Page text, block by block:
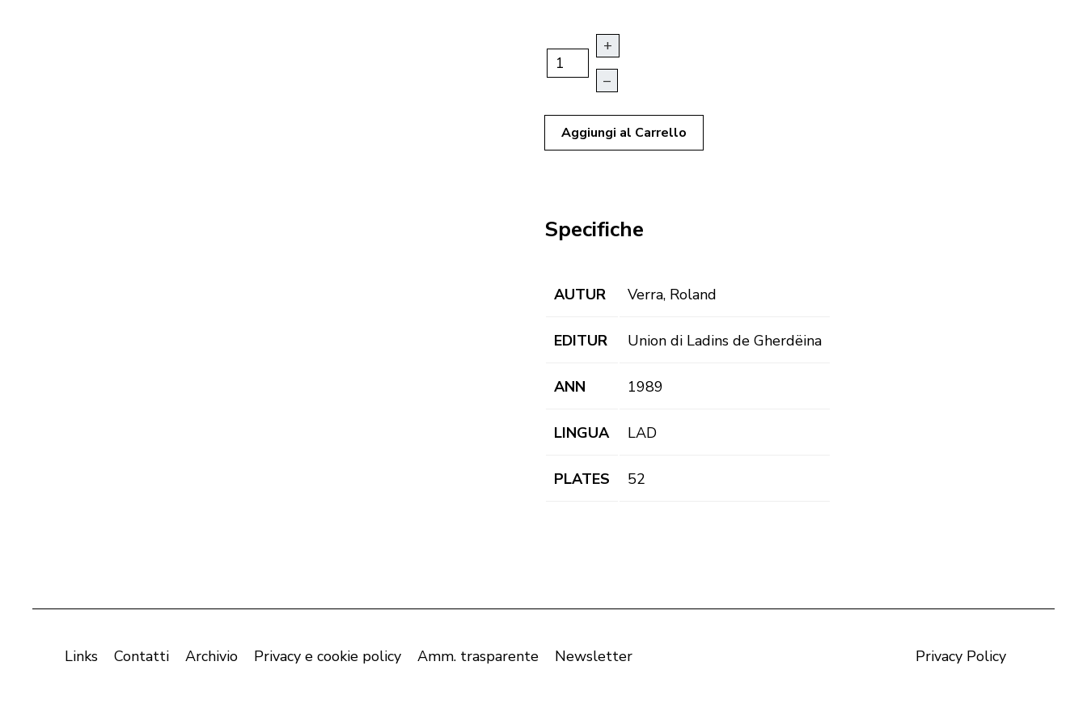
+
–
Aggiungi al Carrello
Specifiche
AUTUR Verra, Roland
EDITUR Union di Ladins de Gherdëina
ANN 1989
LINGUA LAD
PLATES 52
Links Contatti Archivio Privacy e cookie policy Amm. trasparente Newsletter Privacy Policy